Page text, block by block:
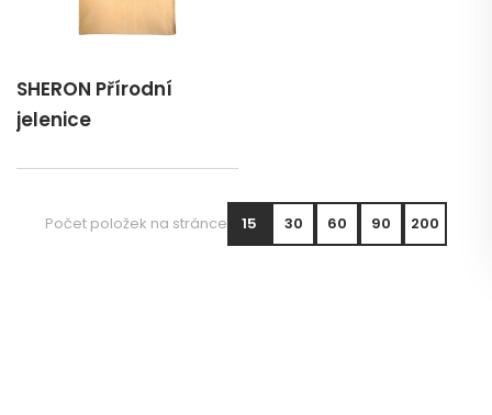
SHERON Přírodní
jelenice
Počet položek na stránce 15 30 60 90 200